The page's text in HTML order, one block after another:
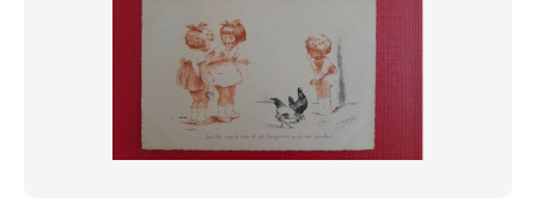
Appliquer